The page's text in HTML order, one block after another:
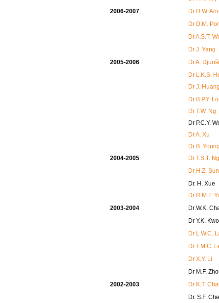
2006-2007
Dr D.W.
Dr D.M.
Dr A.S.T.
Dr J. Yang
2005-2006 Dr A.
Dr L.K.S.
Dr J.
Dr B.P.Y.
Dr T.W. Ng
Dr P.C.Y.
Dr A. Xu
Dr B.
2004-2005
Dr T.S.T. Ng
Dr H.Z. Sun
Dr. H. Xue
Dr R.M.F.
2003-2004
Dr W.K.
Dr Y.K.
Dr L.W.C.
Dr T.M.C.
Dr X.Y. Li
Dr M.F.
2002-2003
Dr K.T.
Dr. S.F.